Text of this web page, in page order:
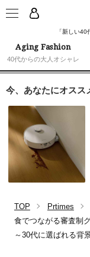
「新しい
Aging Fashion
40代からの大人オシャレ
今、あなたにオスス
TOP Prtimes
食でつながる審査制
～30代に選ばれる背